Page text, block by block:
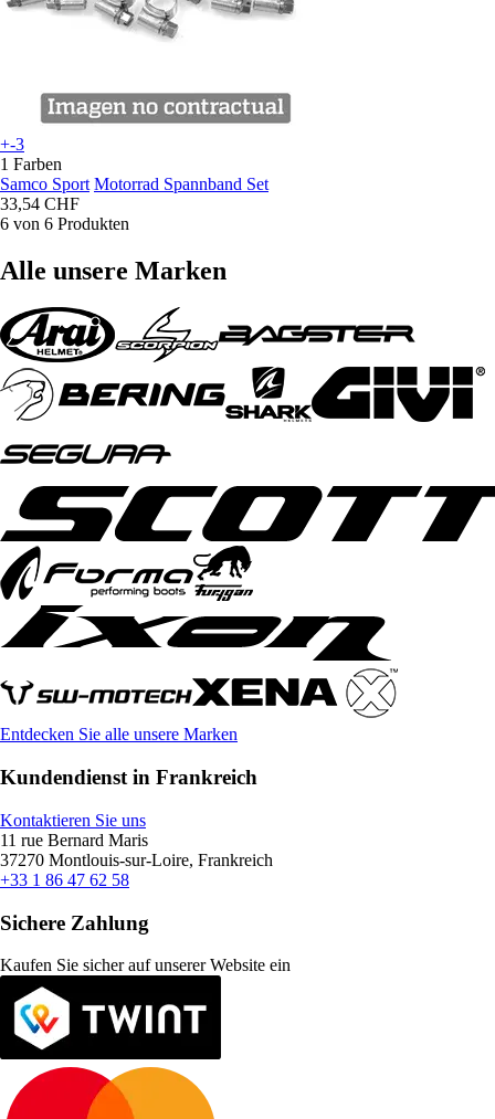
+-3
1 Farben
Samco Sport Motorrad Spannband Set
33,54 CHF
6 von 6 Produkten
Alle unsere Marken
Entdecken Sie alle unsere Marken
Kundendienst in Frankreich
Kontaktieren Sie uns
11 rue Bernard Maris
37270 Montlouis-sur-Loire, Frankreich
+33 1 86 47 62 58
Sichere Zahlung
Kaufen Sie sicher auf unserer Website ein